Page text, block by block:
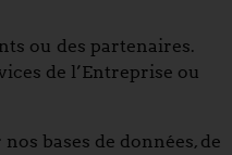
ou des partenaires.
de l’Entreprise ou
bases de données, de